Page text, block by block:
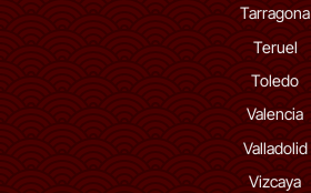
Tarragona
Teruel
Toledo
Valencia
Valladolid
Vizcaya